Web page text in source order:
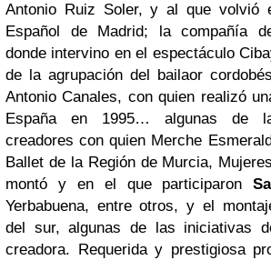
Antonio Ruiz Soler, y al que volvió
Español de Madrid; la compañía
donde intervino en el espectáculo
de la agrupación del bailaor
Antonio Canales, con quien realizó
España en 1995… algunas de
creadores con quien Merche
Ballet de la Región de Murcia,
montó y en el que participaron
Yerbabuena, entre otros, y el
del sur, algunas de las iniciativas
creadora. Requerida y prestigiosa